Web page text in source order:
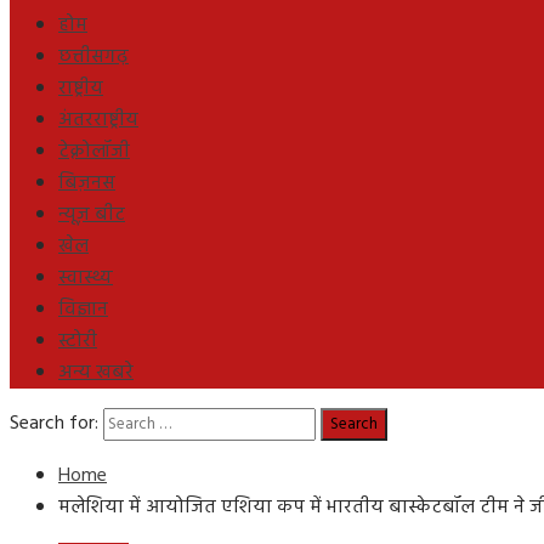
होम
छत्तीसगढ़
राष्ट्रीय
अंतरराष्ट्रीय
टेक्नोलॉजी
बिज़नस
न्यूज़ बीट
खेल
स्वास्थ्य
विज्ञान
स्टोरी
अन्य खबरे
Search for:
Home
मलेशिया में आयोजित एशिया कप में भारतीय बास्केटबॉल टीम